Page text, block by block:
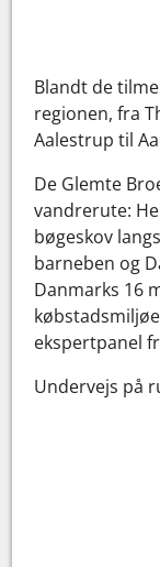
Blandt de
regionen, fra
Aalestrup til
De Glemte
vandrerute:
bøgeskov
barneben og
Danmarks 16
ekspertpanel
Undervejs på